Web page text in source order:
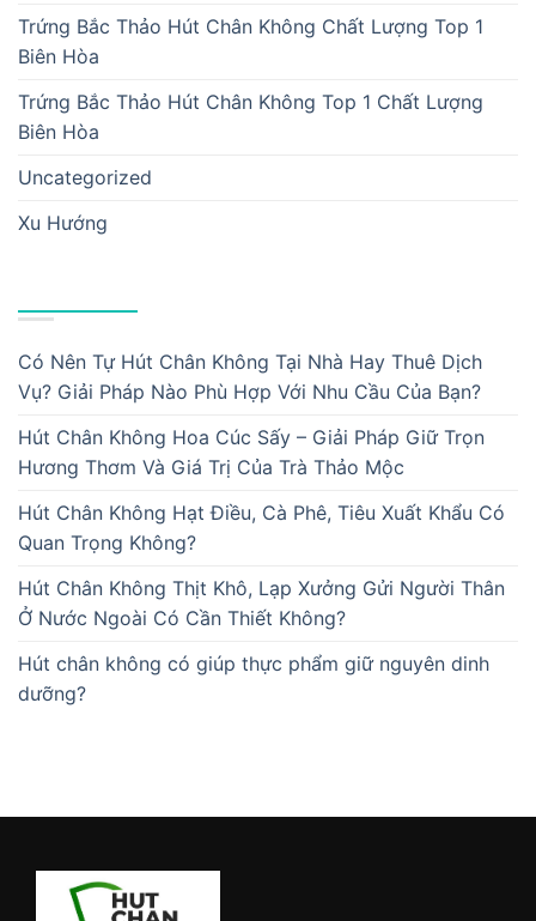
Trứng Bắc Thảo Hút Chân Không Chất Lượng Top 1
Biên Hòa
Trứng Bắc Thảo Hút Chân Không Top 1 Chất Lượng
Biên Hòa
Uncategorized
Xu Hướng
Có Nên Tự Hút Chân Không Tại Nhà Hay Thuê Dịch
Vụ? Giải Pháp Nào Phù Hợp Với Nhu Cầu Của Bạn?
Hút Chân Không Hoa Cúc Sấy – Giải Pháp Giữ Trọn
Hương Thơm Và Giá Trị Của Trà Thảo Mộc
Hút Chân Không Hạt Điều, Cà Phê, Tiêu Xuất Khẩu Có
Quan Trọng Không?
Hút Chân Không Thịt Khô, Lạp Xưởng Gửi Người Thân
Ở Nước Ngoài Có Cần Thiết Không?
Hút chân không có giúp thực phẩm giữ nguyên dinh
dưỡng?